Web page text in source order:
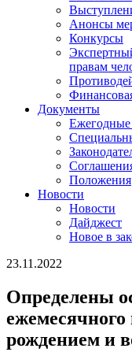
Анонсы
Конкурсы
правам
Документы
Положения
Новости
Новости
Дайджест
Новое в
23.11.2022
Определены
ежемесячного
рождением и